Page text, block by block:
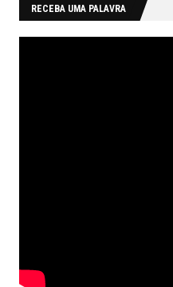
RECEBA UMA PALAVRA